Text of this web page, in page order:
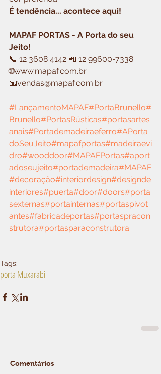
É tendência... acontece aqui!
MAPAF PORTAS - A Porta do seu
Jeito!
📞 12 3608 4142 📲 12 99600-7338
🌐www.mapaf.com.br
📧vendas@mapaf.com.br
#LançamentoMAPAF#PortaBrunello#
Brunello#PortasRústicas#portasartes
anais#Portademadeiraeferro#APorta
doSeuJeito#mapafportas#madeiraevi
dro#wooddoor#MAPAFPortas#aport
adoseujeito#portademadeira#MAPAF
#decoração#interiordesign#designde
interiores#puerta#door#doors#porta
sexternas#portainternas#portaspivot
antes#fabricadeportas#portaspracon
strutora#portasparaconstrutora
Tags:
porta Muxarabi
Comentários